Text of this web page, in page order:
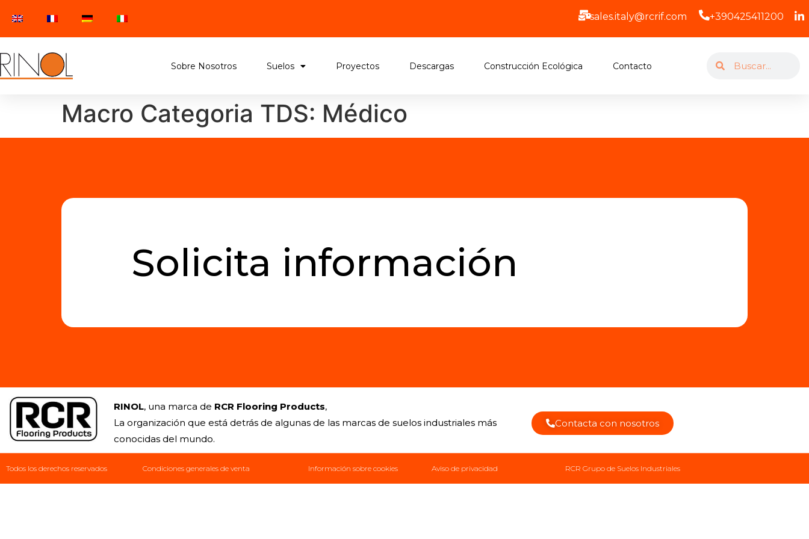
sales.italy@rcrif.com +390425411200
Sobre Nosotros Suelos Proyectos Descargas Construcción Ecológica Contacto
Macro Categoria TDS: Médico
Solicita información
RINOL, una marca de RCR Flooring Products,
La organización que está detrás de algunas de las marcas de suelos industriales más
conocidas del mundo.
Contacta con nosotros
Todos los derechos reservados Condiciones generales de venta Información sobre cookies Aviso de privacidad RCR Grupo de Suelos Industriales